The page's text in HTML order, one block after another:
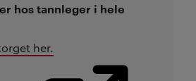
hos tannleger i hele
her.